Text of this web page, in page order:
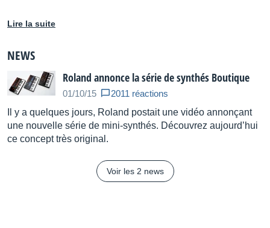
RATE slider
RANGE buttons 16', 8', 4'
LFO slider
PWM mode switch
SQUARE, SAW buttons
SUB oscillator slider
Lire la suite
NEWS
Roland annonce la série de synthés Boutique
01/10/15
2011 réactions
Il y a quelques jours, Roland postait une vidéo annonçant
une nouvelle série de mini-synthés. Découvrez aujourd’hui
ce concept très original.
Voir les 2 news